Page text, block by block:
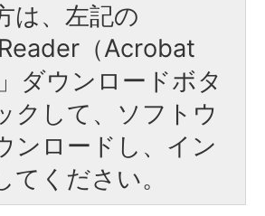
は、左記の
（Acrobat
ダウンロードボタ
クして、ソフトウ
ンロードし、イン
てください。